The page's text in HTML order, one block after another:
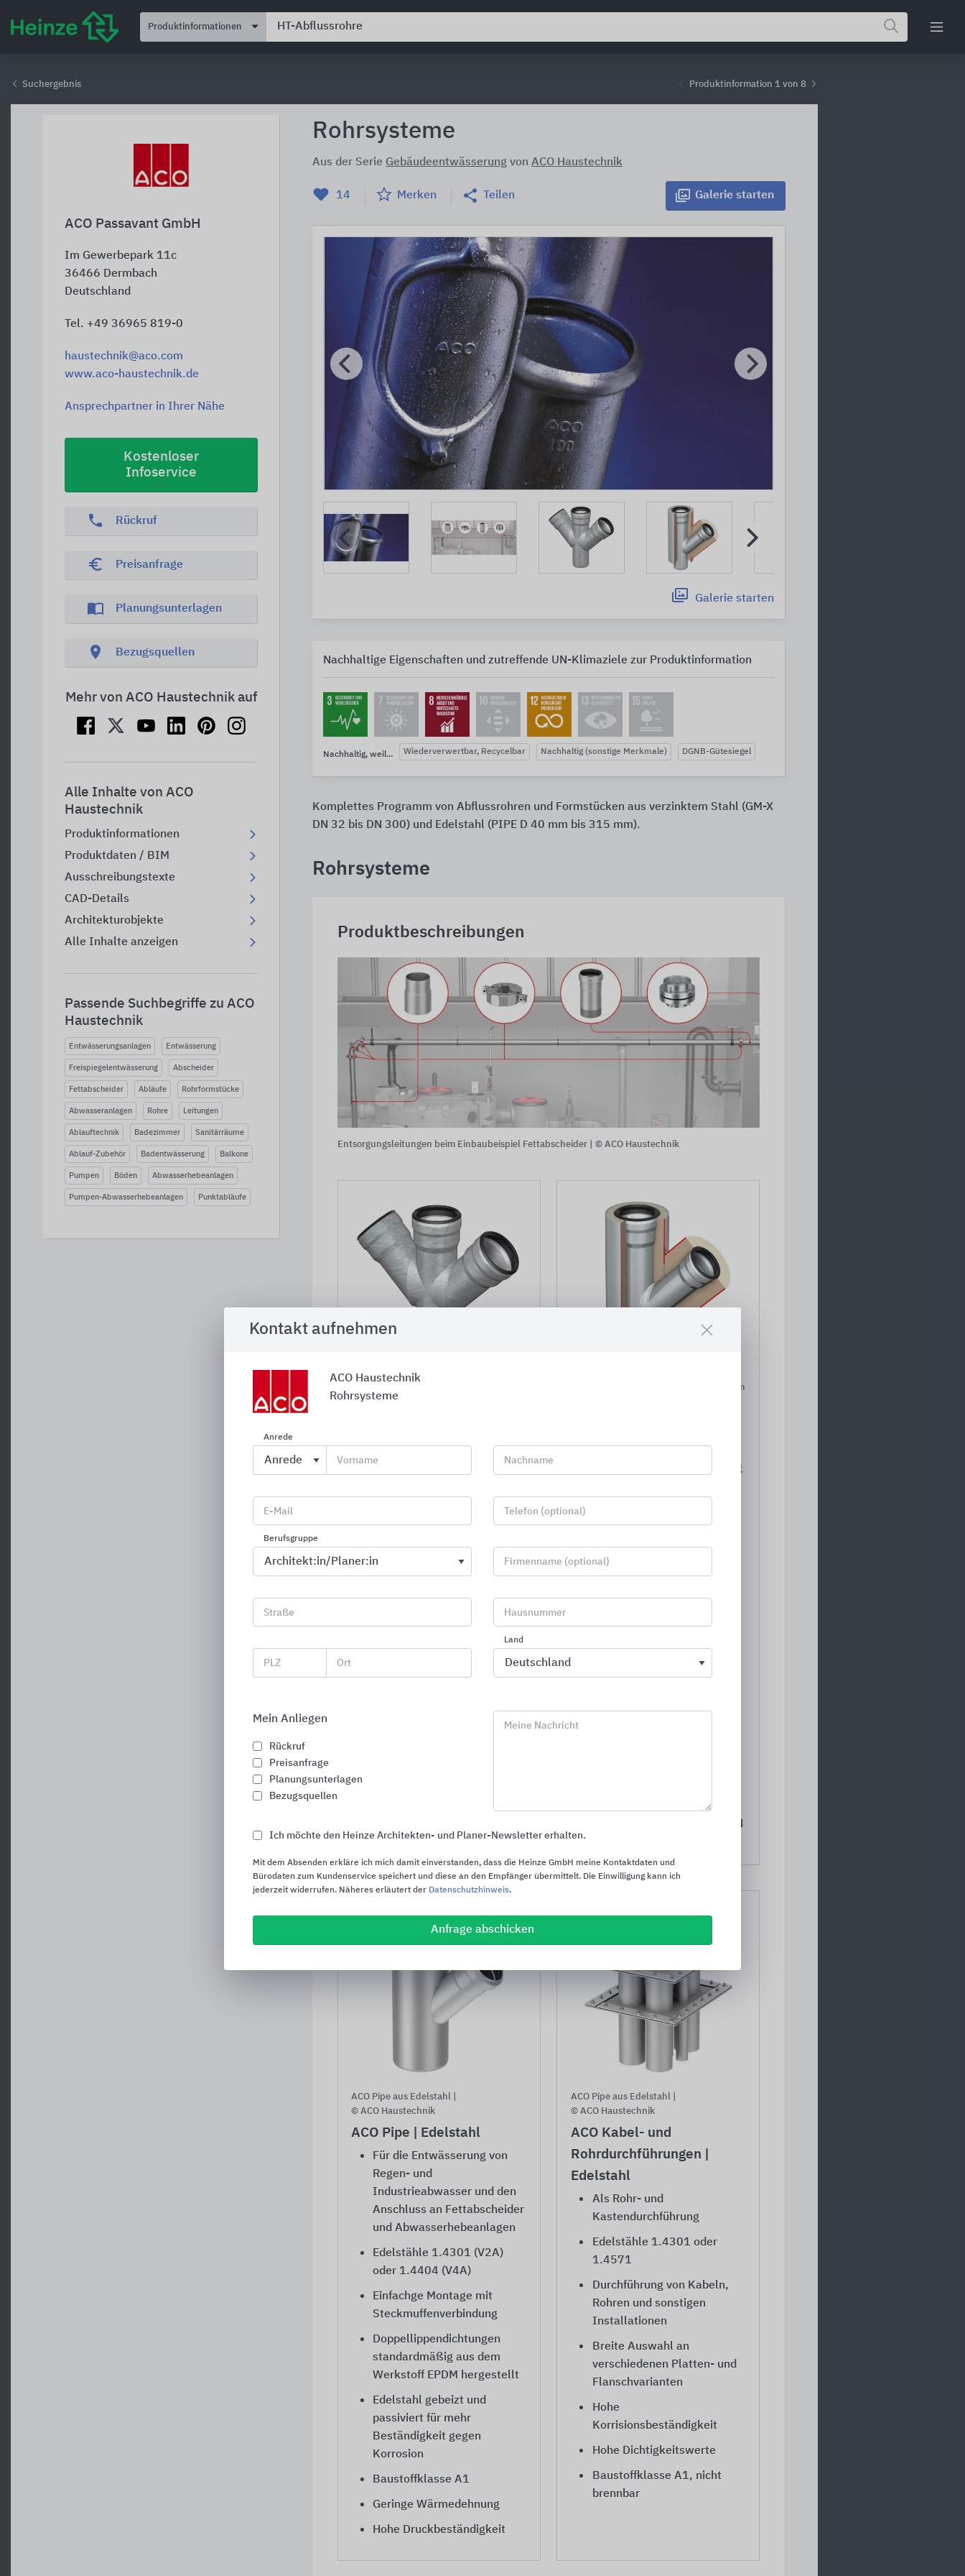
Produktinformationen
Suchergebnis Produktinformation 1 von 8
ACO Passavant GmbH
Im Gewerbepark 11c
36466 Dermbach
Deutschland
Tel. +49 36965 819-0
haustechnik@aco.com
www.aco-haustechnik.de
Ansprechpartner in Ihrer Nähe
Kostenloser
Infoservice
phone Rückruf
euro_symbol Preisanfrage
import_contacts Planungsunterlagen
location_on Bezugsquellen
Mehr von ACO Haustechnik auf
Alle Inhalte von ACO
Haustechnik
Produktinformationen
Produktdaten / BIM
Ausschreibungstexte
CAD-Details
Architekturobjekte
Alle Inhalte anzeigen
Passende Suchbegriffe zu ACO
Haustechnik
Entwässerungsanlagen Entwässerung
Freispiegelentwässerung Abscheider
Fettabscheider Abläufe Rohrformstücke
Abwasseranlagen Rohre Leitungen
Ablauftechnik Badezimmer Sanitärräume
Ablauf-Zubehör Badentwässerung Balkone
Pumpen Böden Abwasserhebeanlagen
Pumpen-Abwasserhebeanlagen Punktabläufe
Rohrsysteme
Aus der Serie Gebäudeentwässerung von ACO Haustechnik
14 Merken Teilen Galerie starten
Galerie starten
Nachhaltige Eigenschaften und zutreffende UN-Klimaziele zur Produktinformation
Nachhaltig, weil... Wiederverwertbar, Recycelbar Nachhaltig (sonstige Merkmale) DGNB-Gütesiegel
Komplettes Programm von Abflussrohren und Formstücken aus verzinktem Stahl (GM-X
DN 32 bis DN 300) und Edelstahl (PIPE D 40 mm bis 315 mm).
Rohrsysteme
Produktbeschreibungen
Entsorgungsleitungen beim Einbaubeispiel Fettabscheider | © ACO Haustechnik
© ACO Haustechnik
Einsatz hauptsächlich in der
Flachdachentwässerung mit
300
Geschweißtes Stahlrohr
Bruchsicher, formstabil,
Gemäß EN ISO1461, bietet
kathodischen Schutz und
ACO GM-X Verbundrohre aus verzinktem
Stahl verzinkt
Hohe Isolatio und Dämmung
mit hohen Anforderungen an
Schallisolation
freiem PU-Hartschaum
Einfache Montage durch
Steckmuffenverbindungen
feuerverzinkt, bietet
Hohe Dichtigkeit gemäß DIN
ACO Pipe aus Edelstahl |
© ACO Haustechnik
ACO Pipe | Edelstahl
Für die Entwässerung von
Regen- und
Industrieabwasser und den
Anschluss an Fettabscheider
und Abwasserhebeanlagen
Edelstähle 1.4301 (V2A)
oder 1.4404 (V4A)
Einfachge Montage mit
Steckmuffenverbindung
Doppellippendichtungen
standardmäßig aus dem
Werkstoff EPDM hergestellt
Edelstahl gebeizt und
passiviert für mehr
Beständigkeit gegen
Korrosion
Baustoffklasse A1
Geringe Wärmedehnung
Hohe Druckbeständigkeit
ACO Pipe aus Edelstahl |
© ACO Haustechnik
ACO Kabel- und
Rohrdurchführungen |
Edelstahl
Als Rohr- und
Kastendurchführung
Edelstähle 1.4301 oder
1.4571
Durchführung von Kabeln,
Rohren und sonstigen
Installationen
Breite Auswahl an
verschiedenen Platten- und
Flanschvarianten
Hohe
Korrisionsbeständigkeit
Hohe Dichtigkeitswerte
Baustoffklasse A1, nicht
brennbar
Kontakt aufnehmen
ACO Haustechnik
Rohrsysteme
Anrede
Vorname Nachname
E-Mail Telefon (optional)
Berufsgruppe
Firmenname (optional)
Straße Hausnummer
PLZ Ort
Land
Mein Anliegen
Rückruf
Preisanfrage
Planungsunterlagen
Bezugsquellen
Meine Nachricht
Ich möchte den Heinze Architekten- und Planer-Newsletter erhalten.
Mit dem Absenden erkläre ich mich damit einverstanden, dass die Heinze GmbH meine Kontaktdaten und
Bürodaten zum Kundenservice speichert und diese an den Empfänger übermittelt. Die Einwilligung kann ich
jederzeit widerrufen. Näheres erläutert der Datenschutzhinweis.
Anfrage abschicken